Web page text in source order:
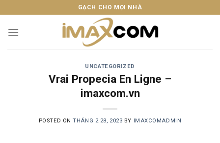
to
content
GẠCH CHO MỌI NHÀ
UNCATEGORIZED
Vrai Propecia En Ligne –
imaxcom.vn
POSTED ONTHÁNG 2 28, 2023 BY IMAXCOMADMIN